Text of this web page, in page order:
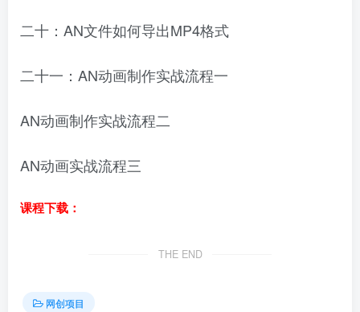
二十：AN文件如何导出MP4格式
二十一：AN动画制作实战流程一
AN动画制作实战流程二
AN动画实战流程三
课程下载：
THE END
网创项目